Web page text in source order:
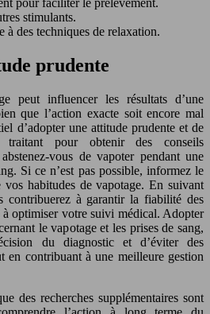
pour faciliter le prélèvement.
stimulants.
à des techniques de relaxation.
prudente
peut influencer les résultats d’une
que l’action exacte soit encore mal
d’adopter une attitude prudente et de
traitant pour obtenir des conseils
vous de vapoter pendant une
Si ce n’est pas possible, informez le
habitudes de vapotage. En suivant
contribuerez à garantir la fiabilité des
à optimiser votre suivi médical. Adopter
le vapotage et les prises de sang,
du diagnostic et d’éviter des
en contribuant à une meilleure gestion
des recherches supplémentaires sont